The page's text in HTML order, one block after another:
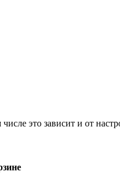
это зависит и от